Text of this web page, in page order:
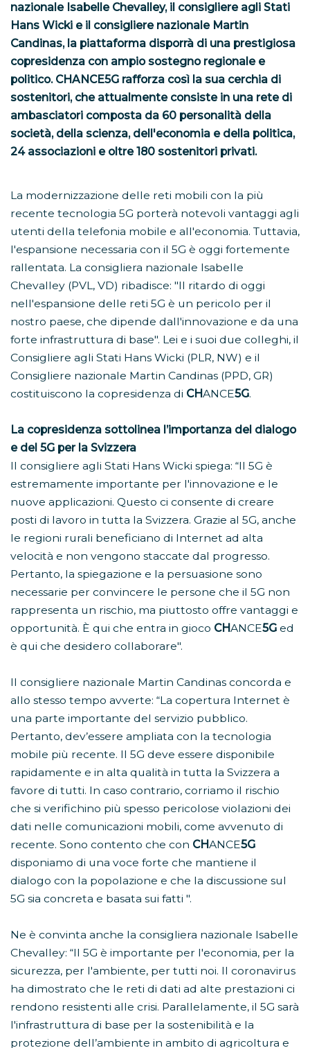
nazionale Isabelle Chevalley, il consigliere agli Stati
Hans Wicki e il consigliere nazionale Martin
Candinas, la piattaforma disporrà di una prestigiosa
copresidenza con ampio sostegno regionale e
politico. CHANCE5G rafforza così la sua cerchia di
sostenitori, che attualmente consiste in una rete di
ambasciatori composta da 60 personalità della
società, della scienza, dell'economia e della politica,
24 associazioni e oltre 180 sostenitori privati.
La modernizzazione delle reti mobili con la più
recente tecnologia 5G porterà notevoli vantaggi agli
utenti della telefonia mobile e all'economia. Tuttavia,
l'espansione necessaria con il 5G è oggi fortemente
rallentata. La consigliera nazionale Isabelle
Chevalley (PVL, VD) ribadisce: "Il ritardo di oggi
nell'espansione delle reti 5G è un pericolo per il
nostro paese, che dipende dall'innovazione e da una
forte infrastruttura di base". Lei e i suoi due colleghi, il
Consigliere agli Stati Hans Wicki (PLR, NW) e il
Consigliere nazionale Martin Candinas (PPD, GR)
costituiscono la copresidenza di CHANCE5G.
La copresidenza sottolinea l’importanza del dialogo
e del 5G per la Svizzera
Il consigliere agli Stati Hans Wicki spiega: “Il 5G è
estremamente importante per l'innovazione e le
nuove applicazioni. Questo ci consente di creare
posti di lavoro in tutta la Svizzera. Grazie al 5G, anche
le regioni rurali beneficiano di Internet ad alta
velocità e non vengono staccate dal progresso.
Pertanto, la spiegazione e la persuasione sono
necessarie per convincere le persone che il 5G non
rappresenta un rischio, ma piuttosto offre vantaggi e
opportunità. È qui che entra in gioco CHANCE5G ed
è qui che desidero collaborare".
Il consigliere nazionale Martin Candinas concorda e
allo stesso tempo avverte: “La copertura Internet è
una parte importante del servizio pubblico.
Pertanto, dev’essere ampliata con la tecnologia
mobile più recente. Il 5G deve essere disponibile
rapidamente e in alta qualità in tutta la Svizzera a
favore di tutti. In caso contrario, corriamo il rischio
che si verifichino più spesso pericolose violazioni dei
dati nelle comunicazioni mobili, come avvenuto di
recente. Sono contento che con CHANCE5G
disponiamo di una voce forte che mantiene il
dialogo con la popolazione e che la discussione sul
5G sia concreta e basata sui fatti ".
Ne è convinta anche la consigliera nazionale Isabelle
Chevalley: “Il 5G è importante per l'economia, per la
sicurezza, per l'ambiente, per tutti noi. Il coronavirus
ha dimostrato che le reti di dati ad alte prestazioni ci
rendono resistenti alle crisi. Parallelamente, il 5G sarà
l'infrastruttura di base per la sostenibilità e la
protezione dell’ambiente in ambito di agricoltura e